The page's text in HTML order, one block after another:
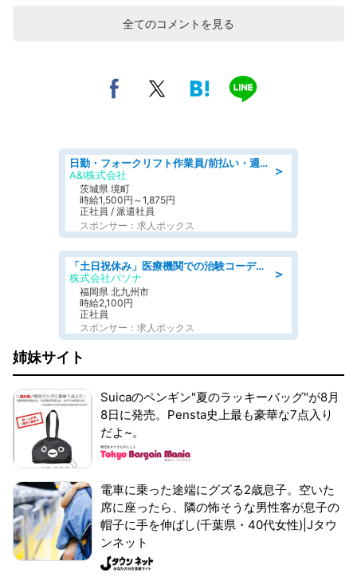
全てのコメントを見る
＞
日勤・フォークリフト作業員/前払い・週払い制度あり/長期安定/有給とりやすい/環境充実
A&I株式会社
茨城県 境町
時給1,500円～1,875円
正社員 / 派遣社員
スポンサー：求人ボックス
＞
「土日祝休み」医療機関での治験コーディネーターのお仕事/看護師
株式会社パソナ
福岡県 北九州市
時給2,100円
正社員
スポンサー：求人ボックス
姉妹サイト
Suicaのペンギン"夏のラッキーバッグ"が8月
8日に発売。Pensta史上最も豪華な7点入り
だよ~。
電車に乗った途端にグズる2歳息子。空いた
席に座ったら、隣の怖そうな男性客が息子の
帽子に手を伸ばし(千葉県・40代女性)|Jタウ
ンネット